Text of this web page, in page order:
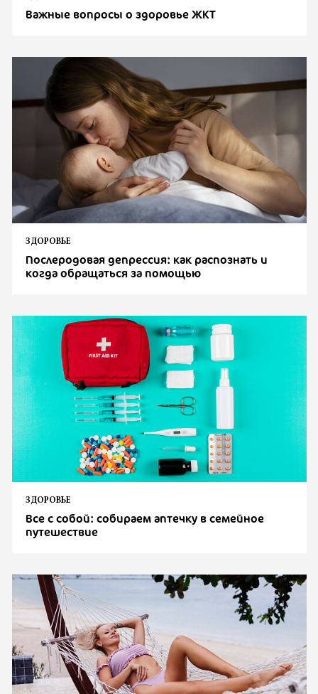
Важные вопросы о здоровье ЖКТ
ЗДОРОВЬЕ
Послеродовая депрессия: как распознать и
когда обращаться за помощью
ЗДОРОВЬЕ
Все с собой: собираем аптечку в семейное
путешествие